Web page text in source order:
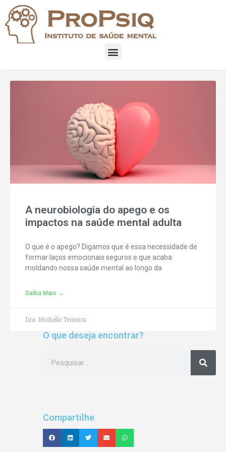
A neurobiologia do apego e os
impactos na saúde mental adulta
O que é o apego? Digamos que é essa necessidade de
formar laços emocionais seguros e que acaba
moldando nossa saúde mental ao longo da
Saiba Mais →
Dra. Michelle Teixeira
O que deseja encontrar?
Compartilhe